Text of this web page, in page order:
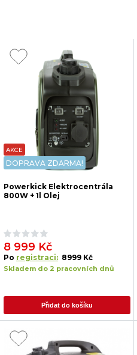
AKCE
DOPRAVA ZDARMA!
Powerkick Elektrocentrála
800W + 1l Olej
8 999 Kč
Po registraci: 8999 Kč
Skladem do 2 pracovních dnů
Přidat do košíku